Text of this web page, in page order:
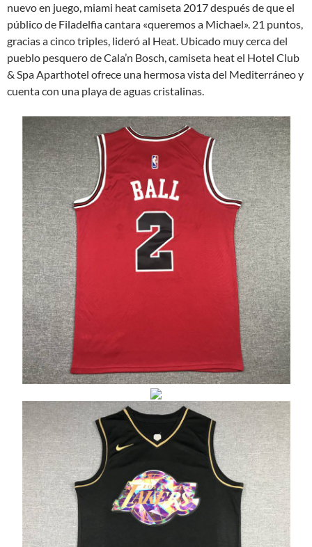
nuevo en juego, miami heat camiseta 2017 después de que el
público de Filadelfia cantara «queremos a Michael». 21 puntos,
gracias a cinco triples, lideró al Heat. Ubicado muy cerca del
pueblo pesquero de Cala’n Bosch, camiseta heat el Hotel Club
& Spa Aparthotel ofrece una hermosa vista del Mediterráneo y
cuenta con una playa de aguas cristalinas.